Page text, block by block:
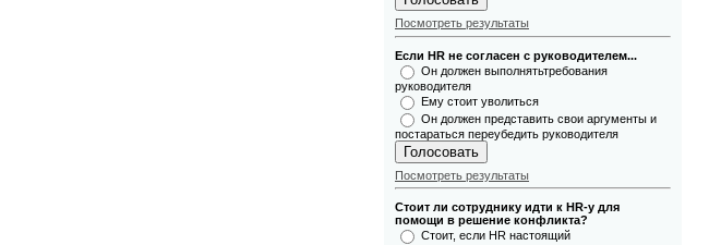
Посмотреть результаты
Если HR не согласен с руководителем...
Он должен выполнятьтребования
руководителя
Ему стоит уволиться
Он должен представить свои аргументы и
постараться переубедить руководителя
Посмотреть результаты
Стоит ли сотруднику идти к HR-у для
помощи в решение конфликта?
Стоит, если HR настоящий